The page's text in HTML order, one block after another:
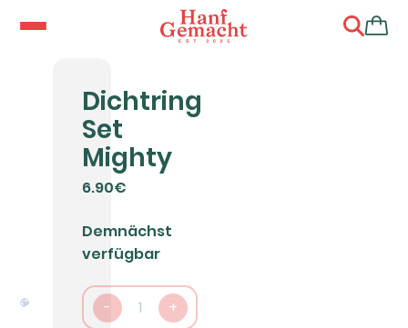
Dichtring
Set
Mighty
6.90€
Demnächst
verfügbar
- 1 +